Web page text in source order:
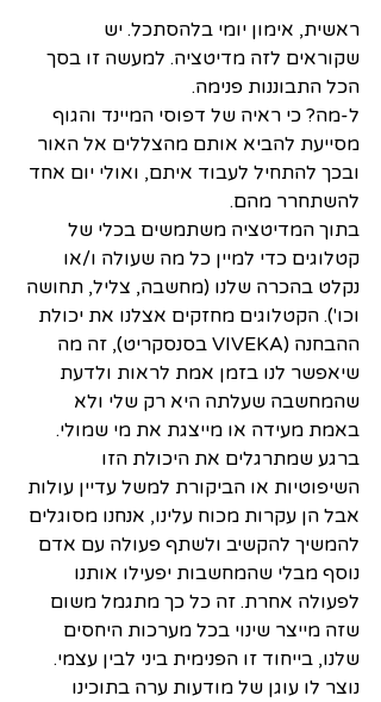
ראשית, אימון יומי בלהסתכל. יש
שקוראים לזה מדיטציה. למעשה זו בסך
הכל התבוננות פנימה.
ל-מה? כי ראיה של דפוסי המיינד והגוף
מסייעת להביא אותם מהצללים אל האור
ובכך להתחיל לעבוד איתם, ואולי יום אחד
להשתחרר מהם.
בתוך המדיטציה משתמשים בכלי של
קטלוגים כדי למיין כל מה שעולה ו/או
נקלט בהכרה שלנו (מחשבה, צליל, תחושה
וכו'). הקטלוגים מחזקים אצלנו את יכולת
ההבחנה (VIVEKA בסנסקריט), זה מה
שיאפשר לנו בזמן אמת לראות ולדעת
שהמחשבה שעלתה היא רק שלי ולא
באמת מעידה או מייצגת את מי שמולי.
ברגע שמתרגלים את היכולת הזו
השיפוטיות או הביקורת למשל עדיין עולות
אבל הן עקרות מכוח עלינו, אנחנו מסוגלים
להמשיך להקשיב ולשתף פעולה עם אדם
נוסף מבלי שהמחשבות יפעילו אותנו
לפעולה אחרת. זה כל כך מתגמל משום
שזה מייצר שינוי בכל מערכות היחסים
שלנו, בייחוד זו הפנימית ביני לבין עצמי.
נוצר לו עוגן של מודעות ערה בתוכינו